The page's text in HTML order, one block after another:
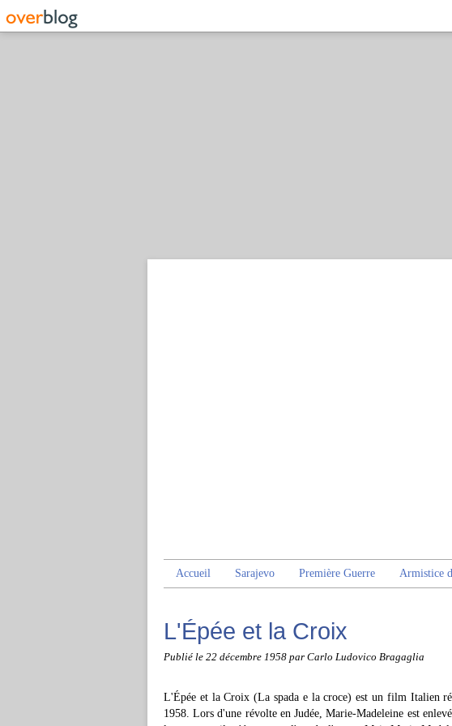
Accueil Sarajevo Première Guerre Armistice
L'Épée et la Croix
Publié le 22 décembre 1958 par Carlo Ludovico Bragaglia
L'Épée et la Croix (La spada e la croce) est un film Italien
1958. Lors d'une révolte en Judée, Marie-Madeleine est